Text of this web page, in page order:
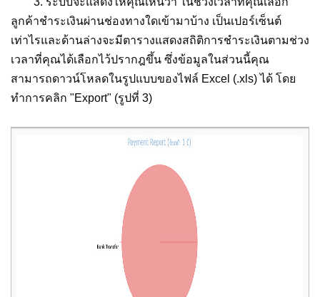
ลูกค้าชำระเงินผ่านช่องทางใดเข้ามาบ้าง เป็นเปอร์เซ็นต์
เท่าไรและด้านล่างจะมีตารางแสดงสถิติการชำระเงินตามช่วง
เวลาที่คุณได้เลือกไว้ปรากฎขึ้น ซึ่งข้อมูลในส่วนนี้คุณ
สามารถดาวน์โหลดในรูปแบบของไฟล์ Excel (.xls) ได้ โดย
ทำการคลิก "Export" (รูปที่ 3)